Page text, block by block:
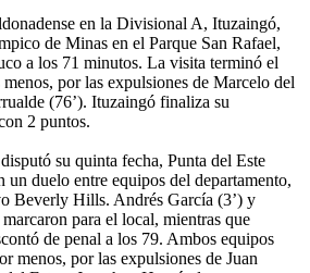
en la Divisional A, Ituzaingó,
de Minas en el Parque San Rafael,
a los 71 minutos. La visita terminó el
por las expulsiones de Marcelo del
(76’). Ituzaingó finaliza su
2 puntos.
su quinta fecha, Punta del Este
duelo entre equipos del departamento,
Beverly Hills. Andrés García (3’) y
para el local, mientras que
de penal a los 79. Ambos equipos
menos, por las expulsiones de Juan